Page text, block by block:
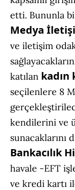
etti. Bununla
Medya
ve iletişim
katılan
seçilenlere 8
kendilerini ve
sunacaklarını
Bankacılık
havale -EFT
ve kredi kartı